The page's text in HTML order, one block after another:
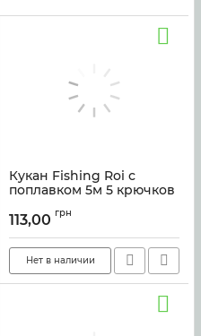
Кукан Fishing Roi с
поплавком 5м 5 крючков
113,00 грн
Нет в наличии